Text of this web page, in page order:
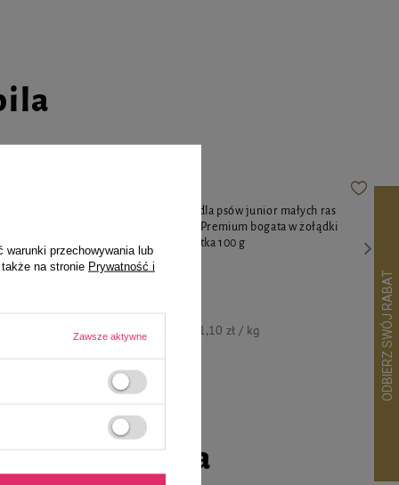
Mokra karma dla psów junior małych ras
Dolina Noteci Premium bogata w żołądki
jagnięce saszetka 100 g
41,10 zł / kg
czworonoga
warunki przechowywania lub
na stronie Prywatność i
Zawsze aktywne